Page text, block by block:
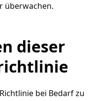
überwachen.
dieser
bei Bedarf zu